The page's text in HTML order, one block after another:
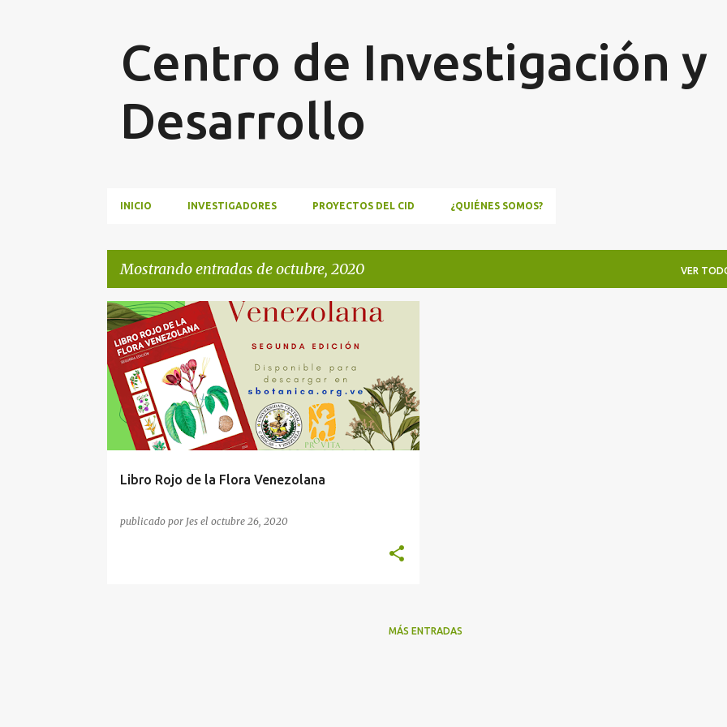
Centro de Investigación y
Desarrollo
INICIO INVESTIGADORES PROYECTOS DEL CID ¿QUIÉNES SOMOS?
Mostrando entradas de octubre, 2020 VER
E
n
t
r
Libro Rojo de la Flora Venezolana
publicado por Jes el octubre 26, 2020
PUBLICACIONES
MÁS ENTRADAS